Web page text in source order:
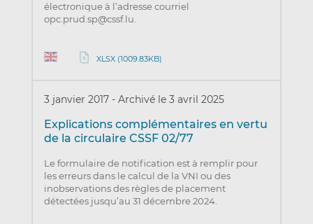
électronique à l’adresse courriel
opc.prud.sp@cssf.lu.
XLSX (1009.83KB)
3 janvier 2017 - Archivé le 3 avril 2025
Explications complémentaires en vertu
de la circulaire CSSF 02/77
Le formulaire de notification est à remplir pour
les erreurs dans le calcul de la VNI ou des
inobservations des règles de placement
détectées jusqu’au 31 décembre 2024.